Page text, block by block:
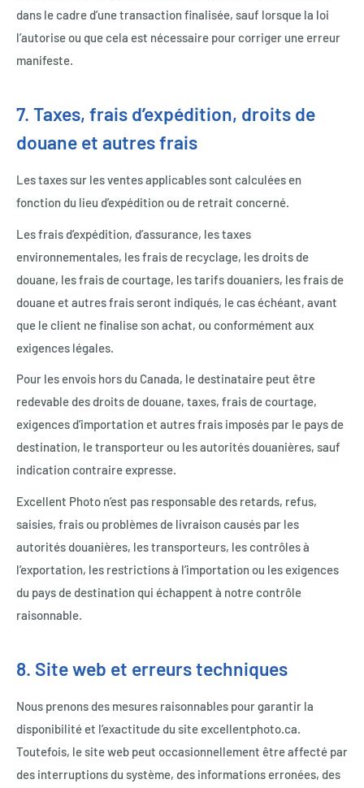
dans le cadre d’une transaction finalisée, sauf lorsque la loi
l’autorise ou que cela est nécessaire pour corriger une erreur
manifeste.
7. Taxes, frais d’expédition, droits de
douane et autres frais
Les taxes sur les ventes applicables sont calculées en
fonction du lieu d’expédition ou de retrait concerné.
Les frais d’expédition, d’assurance, les taxes
environnementales, les frais de recyclage, les droits de
douane, les frais de courtage, les tarifs douaniers, les frais de
douane et autres frais seront indiqués, le cas échéant, avant
que le client ne finalise son achat, ou conformément aux
exigences légales.
Pour les envois hors du Canada, le destinataire peut être
redevable des droits de douane, taxes, frais de courtage,
exigences d’importation et autres frais imposés par le pays de
destination, le transporteur ou les autorités douanières, sauf
indication contraire expresse.
Excellent Photo n’est pas responsable des retards, refus,
saisies, frais ou problèmes de livraison causés par les
autorités douanières, les transporteurs, les contrôles à
l’exportation, les restrictions à l’importation ou les exigences
du pays de destination qui échappent à notre contrôle
raisonnable.
8. Site web et erreurs techniques
Nous prenons des mesures raisonnables pour garantir la
disponibilité et l’exactitude du site excellentphoto.ca.
Toutefois, le site web peut occasionnellement être affecté par
des interruptions du système, des informations erronées, des